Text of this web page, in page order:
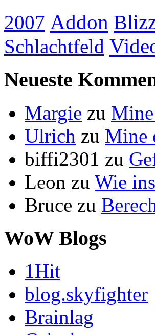
2007 Addon
Schlachtfeld
Neueste
Margie zu
Ulrich zu Mine
biffi2301 zu
Leon zu Wie
Bruce zu
WoW Blogs
1Hit
blog.skyfighter
Brainlag